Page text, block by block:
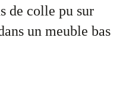
de colle pu sur
un meuble bas